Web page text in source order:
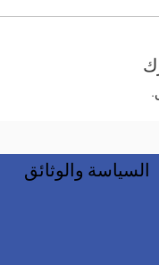
السياسة والوثائق